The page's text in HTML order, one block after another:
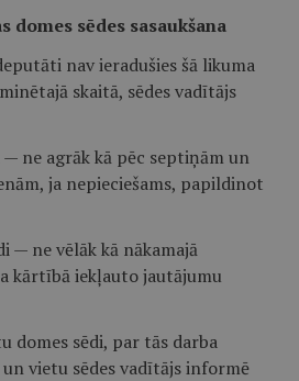
domes sēdes sasaukšana
nav ieradušies šā likuma
skaitā, sēdes vadītājs
— ne agrāk kā pēc septiņām un
ja nepieciešams, papildinot
— ne vēlāk kā nākamajā
kārtībā iekļauto jautājumu
domes sēdi, par tās darba
vietu sēdes vadītājs informē